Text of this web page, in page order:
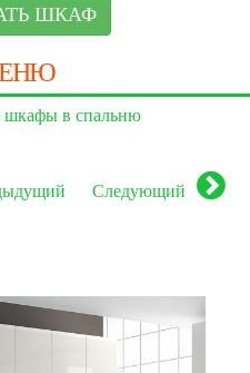
ШКАФ
шкафы в спальню
Следующий